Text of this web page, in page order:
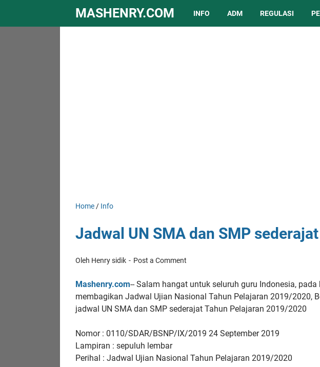
MASHENRY.COM INFO ADM REGULASI
Home / Info
Jadwal UN SMA dan SMP
Oleh Henry sidik Post a Comment
Mashenry.com-- Salam hangat untuk seluruh guru Indonesia,
membagikan Jadwal Ujian Nasional Tahun Pelajaran 2019/2020,
jadwal UN SMA dan SMP sederajat Tahun Pelajaran 2019/2020
Nomor : 0110/SDAR/BSNP/IX/2019 24 September 2019
Lampiran : sepuluh lembar
Perihal : Jadwal Ujian Nasional Tahun Pelajaran 2019/2020